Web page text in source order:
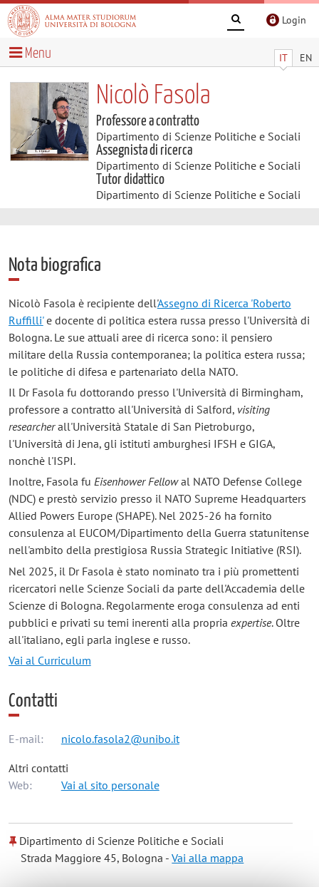
Login
IT EN
Menu
Nicolò Fasola
Professore a contratto
Dipartimento di Scienze Politiche e Sociali
Assegnista di ricerca
Dipartimento di Scienze Politiche e Sociali
Tutor didattico
Dipartimento di Scienze Politiche e Sociali
Nota biografica
Nicolò Fasola è recipiente dell'Assegno di Ricerca 'Roberto
Ruffilli'e docente di politica estera russa presso l'Università di
Bologna. Le sue attuali aree di ricerca sono: il pensiero
militare della Russia contemporanea; la politica estera russa;
le politiche di difesa e partenariato della NATO.
Il Dr Fasola fu dottorando presso l'Università di Birmingham,
professore a contratto all'Università di Salford, visiting
researcherall'Università Statale di San Pietroburgo,
l'Università di Jena, gli istituti amburghesi IFSH e GIGA,
nonchè l'ISPI.
Inoltre, Fasola fu Eisenhower Fellowal NATO Defense College
(NDC) e prestò servizio presso il NATO Supreme Headquarters
Allied Powers Europe (SHAPE). Nel 2025-26 ha fornito
consulenza al EUCOM/Dipartimento della Guerra statunitense
nell'ambito della prestigiosa Russia Strategic Initiative (RSI).
Nel 2025, il Dr Fasola è stato nominato tra i più promettenti
ricercatori nelle Scienze Sociali da parte dell'Accademia delle
Scienze di Bologna. Regolarmente eroga consulenza ad enti
pubblici e privati su temi inerenti alla propria expertise. Oltre
all'italiano, egli parla inglese e russo.
Vai al Curriculum
Contatti
E-mail: nicolo.fasola2@unibo.it
Altri contatti
Web:
Vai al sito personale
Dipartimento di Scienze Politiche e Sociali
Strada Maggiore 45, Bologna -Vai alla mappa